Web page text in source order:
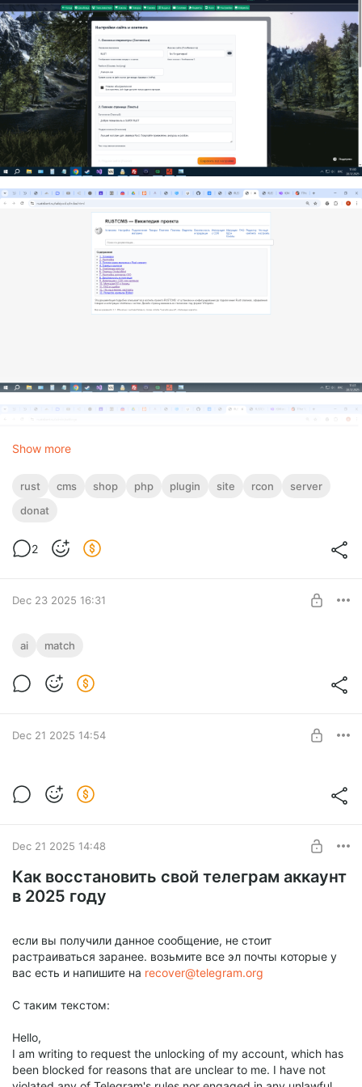
Show more
rust cms shop php plugin site rcon
server
donat
2
Dec 23 2025 16:31
Прогноз и анализ матчей 95%
ИИ‑платформа для автоматического анализа футбольных
Telegram‑боте
Футбольный анализатор в реальном времени
ai match
Dec 21 2025 14:54
топ
накрутки посещений на сайте бесплатно до 10000 человек
в два клика установкой программы
Dec 21 2025 14:48
Как восстановить свой телеграм аккаунт
в 2025 году
если вы получили данное сообщение, не стоит
растраиваться заранее. возьмите все эл почты которые у
вас есть и напишите на recover@telegram.org
С таким текстом:
Hello,
I am writing to request the unlocking of my account, which has
been blocked for reasons that are unclear to me. I have not